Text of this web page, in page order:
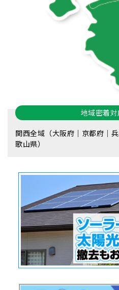
地域密着
関西全域（大阪府｜京都府｜
歌山県）